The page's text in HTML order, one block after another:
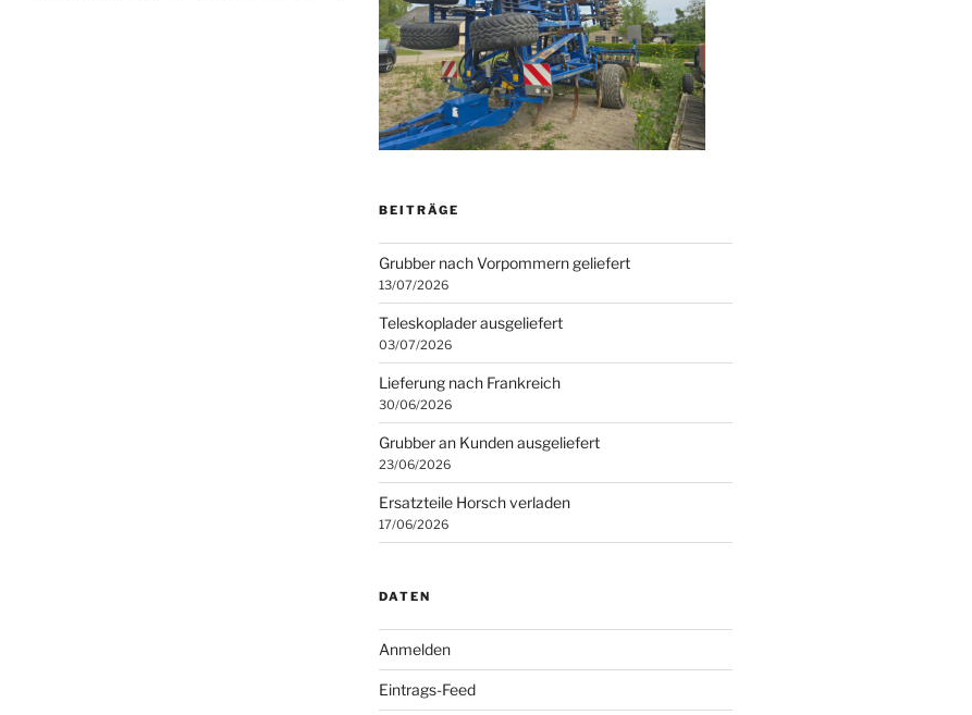
BEITRÄGE
Grubber nach Vorpommern geliefert
13/07/2026
Teleskoplader ausgeliefert
03/07/2026
Lieferung nach Frankreich
30/06/2026
Grubber an Kunden ausgeliefert
23/06/2026
Ersatzteile Horsch verladen
17/06/2026
DATEN
Anmelden
Eintrags-Feed